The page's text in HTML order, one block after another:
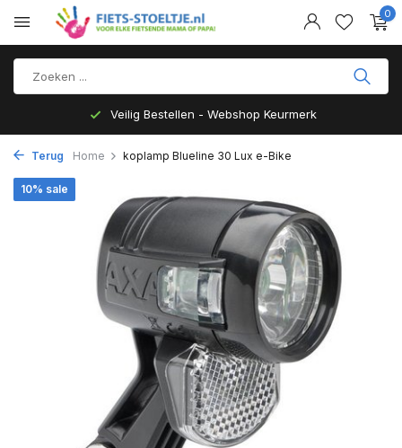
0
Veilig Bestellen - Webshop Keurmerk
Terug Home koplamp Blueline 30 Lux e-Bike
10% sale